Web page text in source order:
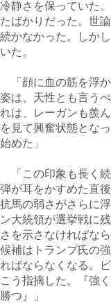
冷静さを保っていた
たばかりだった。世
続かなかった。しか
いた。
「顔に血の筋を浮
姿は、天性とも言う
れは、レーガンも羨
を見て興奮状態とな
始めた」
「この印象も長く
弾が耳をかすめた直
抗馬の弱さがさらに
ン大統領が選挙戦に
さを示さなければな
候補はトランプ氏の
ればならなくなる。
こう指摘した。『強
勝つ』」